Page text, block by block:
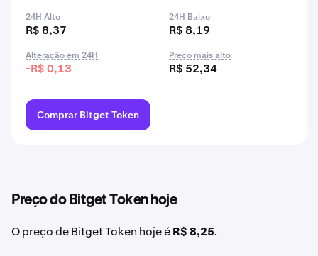
24H Alto
R$ 8,37
24H Baixo
R$ 8,19
Alteração em 24H
-R$ 0,13
Preço mais alto
R$ 52,34
Comprar Bitget Token
Preço do Bitget Token hoje
O preço de Bitget Token hoje éR$ 8,25.